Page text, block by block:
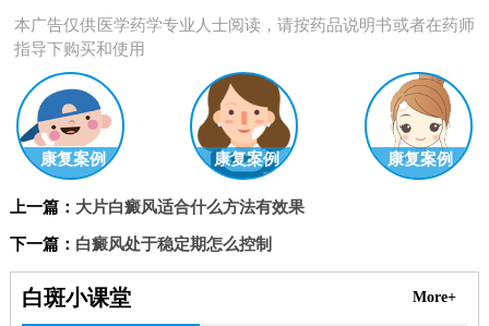
本广告仅供医学药学专业人士阅读，请按药品说明书或者在药师
指导下购买和使用
康复案例 康复案例 康复案例
上一篇： 大片白癜风适合什么方法有效果
下一篇： 白癜风处于稳定期怎么控制
白斑小课堂 More+